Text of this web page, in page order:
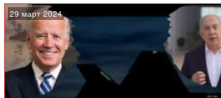
29 март 2024